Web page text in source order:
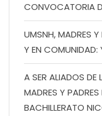
CONVOCATORIA
UMSNH, MADRES
Y EN COMUNIDAD:
A SER ALIADOS
MADRES Y PADRES
BACHILLERATO